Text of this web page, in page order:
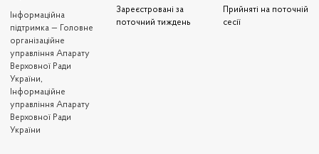
Iнформаційна
підтримка — Головне
організаційне
управління Апарату
Верховної Ради
України,
Інформаційне
управління Апарату
Верховної Ради
України
Зареєстровані за
поточний тиждень
Прийняті на поточній
сесії